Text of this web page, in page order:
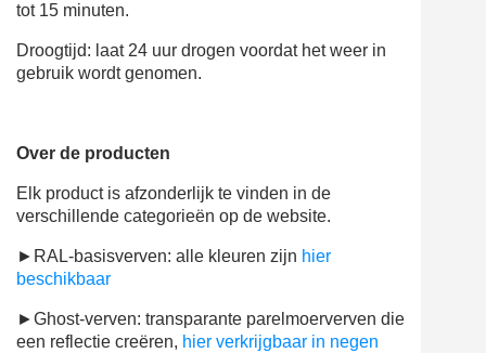
tot 15 minuten.
Droogtijd: laat 24 uur drogen voordat het weer in
gebruik wordt genomen.
Over de producten
Elk product is afzonderlijk te vinden in de
verschillende categorieën op de website.
►RAL-basisverven: alle kleuren zijn hier
beschikbaar
►Ghost-verven: transparante parelmoerverven die
een reflectie creëren, hier verkrijgbaar in negen